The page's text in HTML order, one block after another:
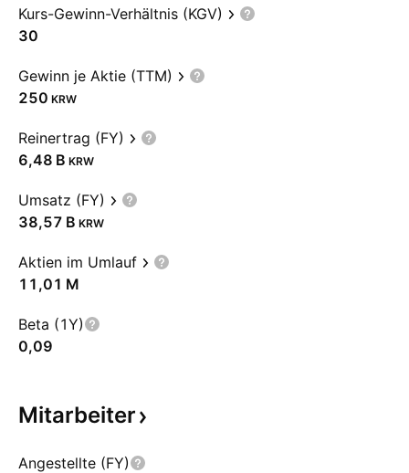
Kurs-Gewinn-Verhältnis (KGV)
30
Gewinn je Aktie (TTM)
250 KRW
Reinertrag (FY)
‪6,48 B‬ KRW
Umsatz (FY)
‪38,57 B‬ KRW
Aktien im Umlauf
‪11,01 M‬
Beta (1Y)
0,09
Mitarbeiter
Angestellte (FY)